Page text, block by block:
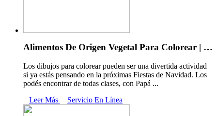
Alimentos De Origen Vegetal Para Colorear | …
Los dibujos para colorear pueden ser una divertida actividad
si ya estás pensando en la próximas Fiestas de Navidad. Los
podés encontrar de todas clases, con Papá ...
Leer Más
Servicio En Línea